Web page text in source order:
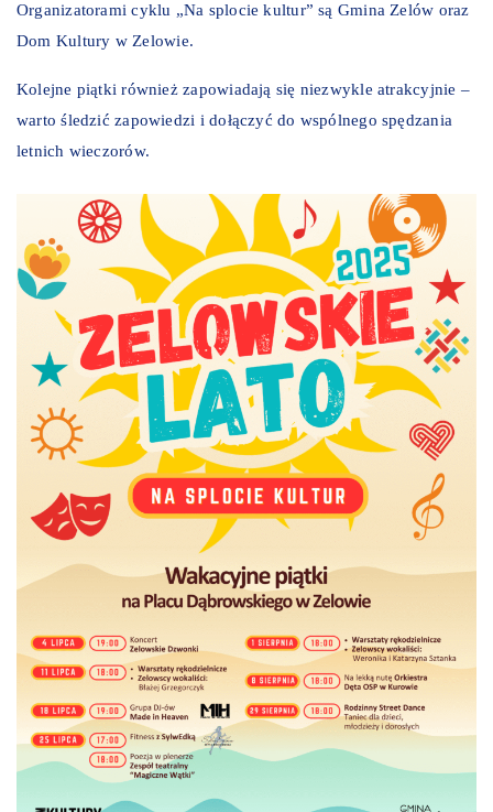
Organizatorami cyklu „Na splocie kultur” są Gmina Zelów oraz
Dom Kultury w Zelowie.
Kolejne piątki również zapowiadają się niezwykle atrakcyjnie –
warto śledzić zapowiedzi i dołączyć do wspólnego spędzania
letnich wieczorów.